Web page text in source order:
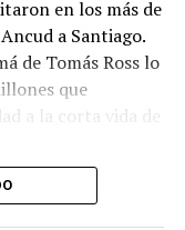
en los más de
a Santiago.
de Tomás Ross lo
que
a la corta vida de
en cada paso